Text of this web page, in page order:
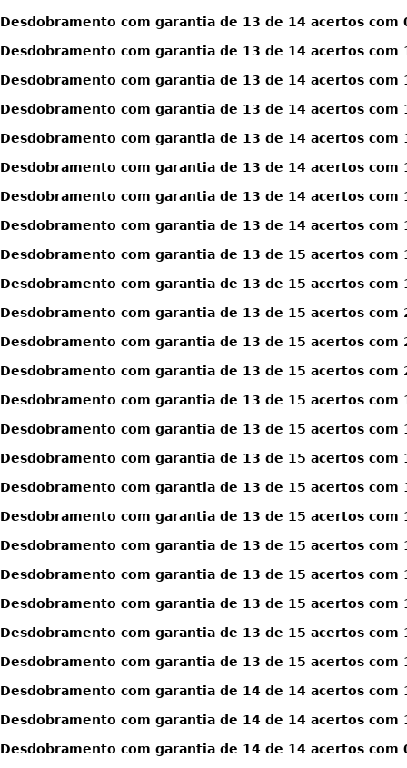
Desdobramento com garantia de 13 de 14 acertos com
Desdobramento com garantia de 13 de 14 acertos com
Desdobramento com garantia de 13 de 14 acertos com
Desdobramento com garantia de 13 de 14 acertos com
Desdobramento com garantia de 13 de 14 acertos com
Desdobramento com garantia de 13 de 14 acertos com
Desdobramento com garantia de 13 de 14 acertos com
Desdobramento com garantia de 13 de 14 acertos com
Desdobramento com garantia de 13 de 15 acertos com
Desdobramento com garantia de 13 de 15 acertos com
Desdobramento com garantia de 13 de 15 acertos com
Desdobramento com garantia de 13 de 15 acertos com
Desdobramento com garantia de 13 de 15 acertos com
Desdobramento com garantia de 13 de 15 acertos com
Desdobramento com garantia de 13 de 15 acertos com
Desdobramento com garantia de 13 de 15 acertos com
Desdobramento com garantia de 13 de 15 acertos com
Desdobramento com garantia de 13 de 15 acertos com
Desdobramento com garantia de 13 de 15 acertos com
Desdobramento com garantia de 13 de 15 acertos com
Desdobramento com garantia de 13 de 15 acertos com
Desdobramento com garantia de 13 de 15 acertos com
Desdobramento com garantia de 13 de 15 acertos com
Desdobramento com garantia de 14 de 14 acertos com
Desdobramento com garantia de 14 de 14 acertos com
Desdobramento com garantia de 14 de 14 acertos com